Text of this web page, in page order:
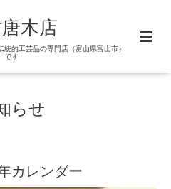
木店
的工芸品の専門店（富山県富山市）
です
らせ
カレンダー